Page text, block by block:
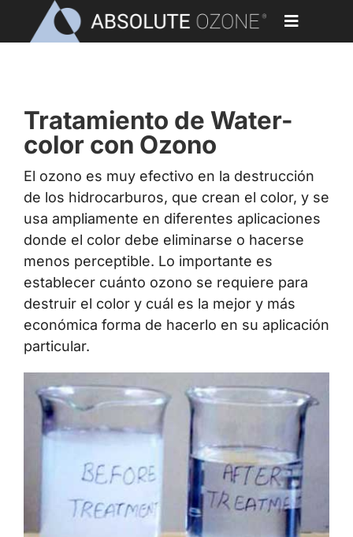
content
Toggle
Aplicaciones
Partes y Accesorios
Nuestros Clientes
Tratamiento de Water-
color con Ozono
El ozono es muy efectivo en la destrucción
de los hidrocarburos, que crean el color, y se
usa ampliamente en diferentes aplicaciones
donde el color debe eliminarse o hacerse
menos perceptible. Lo importante es
establecer cuánto ozono se requiere para
destruir el color y cuál es la mejor y más
económica forma de hacerlo en su aplicación
particular.